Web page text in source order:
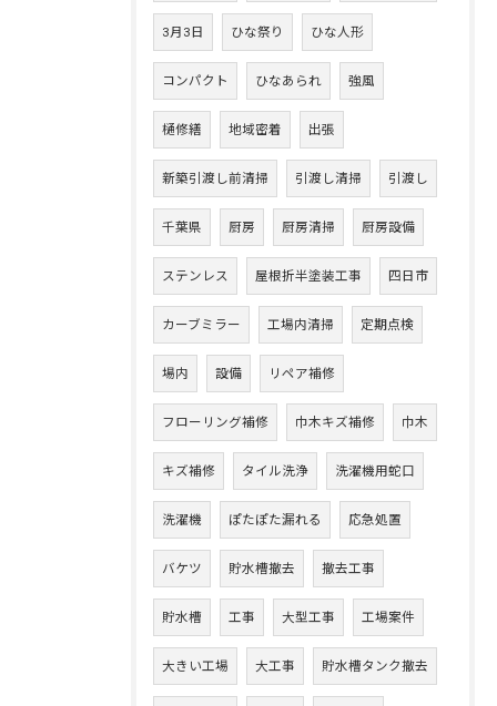
3月3日 ひな祭り ひな人形
コンパクト ひなあられ 強風
樋修繕 地域密着 出張
新築引渡し前清掃 引渡し清掃 引渡し
千葉県 厨房 厨房清掃 厨房設備
ステンレス 屋根折半塗装工事 四日市
カーブミラー 工場内清掃 定期点検
場内 設備 リペア補修
フローリング補修 巾木キズ補修 巾木
キズ補修 タイル洗浄 洗濯機用蛇口
洗濯機 ぽたぽた漏れる 応急処置
バケツ 貯水槽撤去 撤去工事
貯水槽 工事 大型工事 工場案件
大きい工場 大工事 貯水槽タンク撤去